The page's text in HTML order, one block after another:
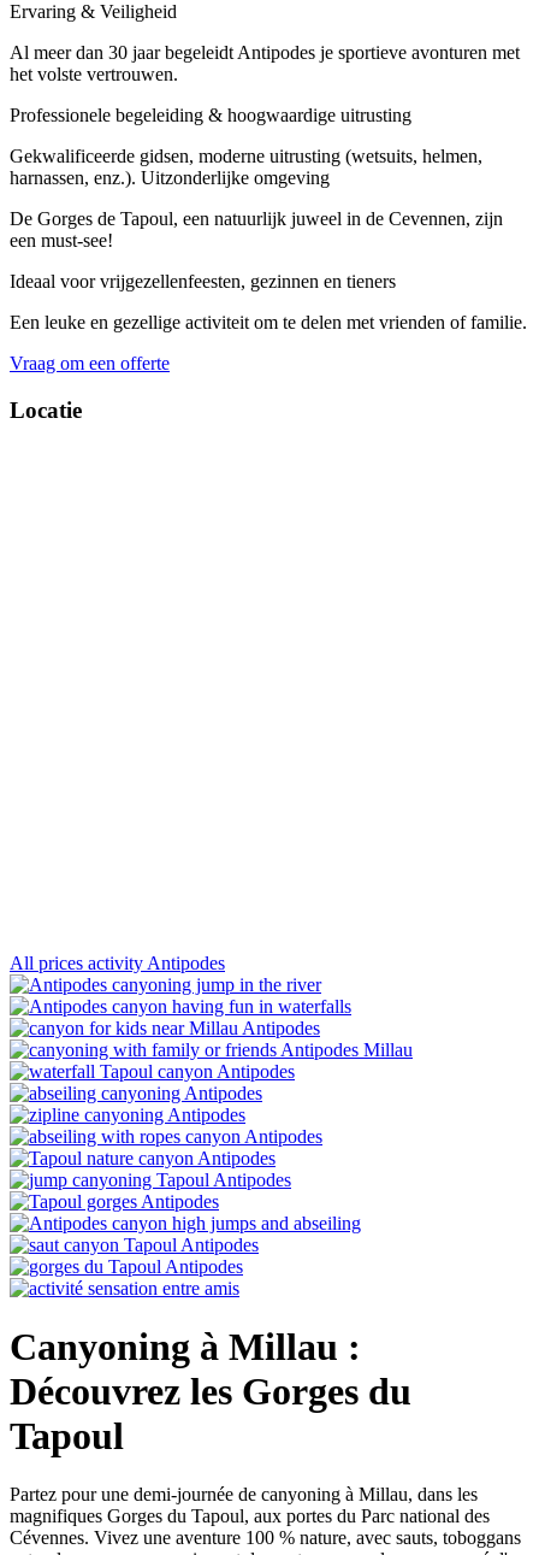
Ervaring & Veiligheid
Al meer dan 30 jaar begeleidt Antipodes je sportieve avonturen met
het volste vertrouwen.
Professionele begeleiding & hoogwaardige uitrusting
Gekwalificeerde gidsen, moderne uitrusting (wetsuits, helmen,
harnassen, enz.). Uitzonderlijke omgeving
De Gorges de Tapoul, een natuurlijk juweel in de Cevennen, zijn
een must-see!
Ideaal voor vrijgezellenfeesten, gezinnen en tieners
Een leuke en gezellige activiteit om te delen met vrienden of familie.
Vraag om een offerte
Locatie
All prices activity Antipodes
Canyoning à Millau :
Découvrez les Gorges du
Tapoul
Partez pour une demi-journée de canyoning à Millau, dans les
magnifiques Gorges du Tapoul, aux portes du Parc national des
Cévennes. Vivez une aventure 100 % nature, avec sauts, toboggans